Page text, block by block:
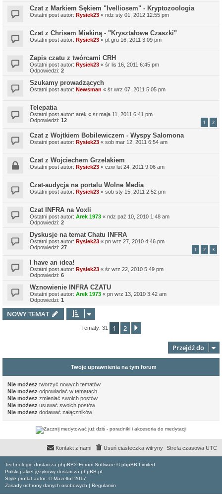
Czat z Markiem Sękiem "Ivelliosem" - Kryptozoologia
Ostatni post autor: Rysiek23 « ndz sty 01, 2012 12:55 pm
Czat z Chrisem Miekiną - "Kryształowe Czaszki"
Ostatni post autor: Rysiek23 « pt gru 16, 2011 3:09 pm
Zapis czatu z twórcami CRH
Ostatni post autor: Rysiek23 « śr lis 16, 2011 6:45 pm
Odpowiedzi: 2
Szukamy prowadzących
Ostatni post autor: Newsman « śr wrz 07, 2011 5:05 pm
Telepatia
Ostatni post autor: arek « śr maja 11, 2011 6:41 pm
Odpowiedzi: 12 1 2
Czat z Wojtkiem Bobilewiczem - Wyspy Salomona
Ostatni post autor: Rysiek23 « sob mar 12, 2011 6:54 am
Czat z Wojciechem Grzelakiem
Ostatni post autor: Rysiek23 « czw lut 24, 2011 9:06 am
Czat-audycja na portalu Wolne Media
Ostatni post autor: Rysiek23 « sob sty 15, 2011 2:52 pm
Czat INFRA na Voxli
Ostatni post autor: Arek 1973 « ndz paź 10, 2010 1:48 am
Odpowiedzi: 2
Dyskusje na temat Chatu INFRA
Ostatni post autor: Rysiek23 « pn wrz 27, 2010 4:46 pm
Odpowiedzi: 27 1 2 3
I have an idea!
Ostatni post autor: Rysiek23 « śr wrz 22, 2010 5:49 pm
Odpowiedzi: 6
Wznowienie INFRA CZATU
Ostatni post autor: Arek 1973 « pn wrz 13, 2010 3:42 am
Odpowiedzi: 1
NOWY TEMAT
Tematy: 31 1 2
Przejdź do
Twoje uprawnienia na tym forum
Nie możesz tworzyć nowych tematów
Nie możesz odpowiadać w tematach
Nie możesz zmieniać swoich postów
Nie możesz usuwać swoich postów
Nie możesz dodawać załączników
Strefa czasowa UTC
Usuń ciasteczka witryny
Kontakt z nami
Technologię dostarcza phpBB® Forum Software © phpBB Limited
Polski pakiet językowy dostarcza phpBB.pl
Style proflat autor: ©Mazeltof 2017
Zasady ochrony danych osobowych | Regulamin